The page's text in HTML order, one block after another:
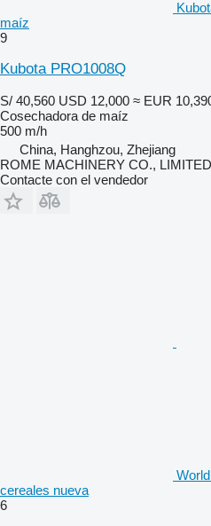
maíz
9
Kubota PRO1008Q
S/ 40,560 USD 12,000 ≈ EUR
Cosechadora de maíz
500 m/h
China, Hanghzou, Zhejiang
ROME MACHINERY CO., LIMITED
Contacte con el vendedor
cereales nueva
6